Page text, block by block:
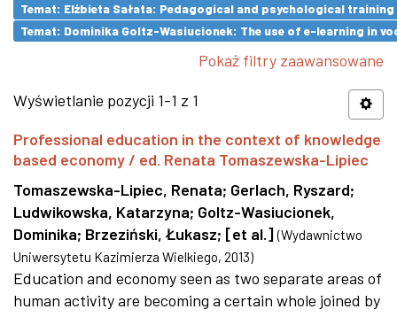
Temat: Elżbieta Sałata: Pedagogical and psychological
Temat: Dominika Goltz-Wasiucionek: The use of e-learning in
Pokaż filtry zaawansowane
Wyświetlanie pozycji 1-1 z 1
Professional education in the context of knowledge
based economy / ed. Renata Tomaszewska-Lipiec
Tomaszewska-Lipiec, Renata; Gerlach, Ryszard;
Ludwikowska, Katarzyna; Goltz-Wasiucionek,
Dominika; Brzeziński, Łukasz; [et al.] (Wydawnictwo
Uniwersytetu Kazimierza Wielkiego, 2013)
Education and economy seen as two separate areas of
human activity are becoming a certain whole joined by